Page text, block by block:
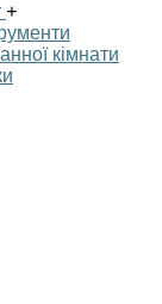
+
кімнати